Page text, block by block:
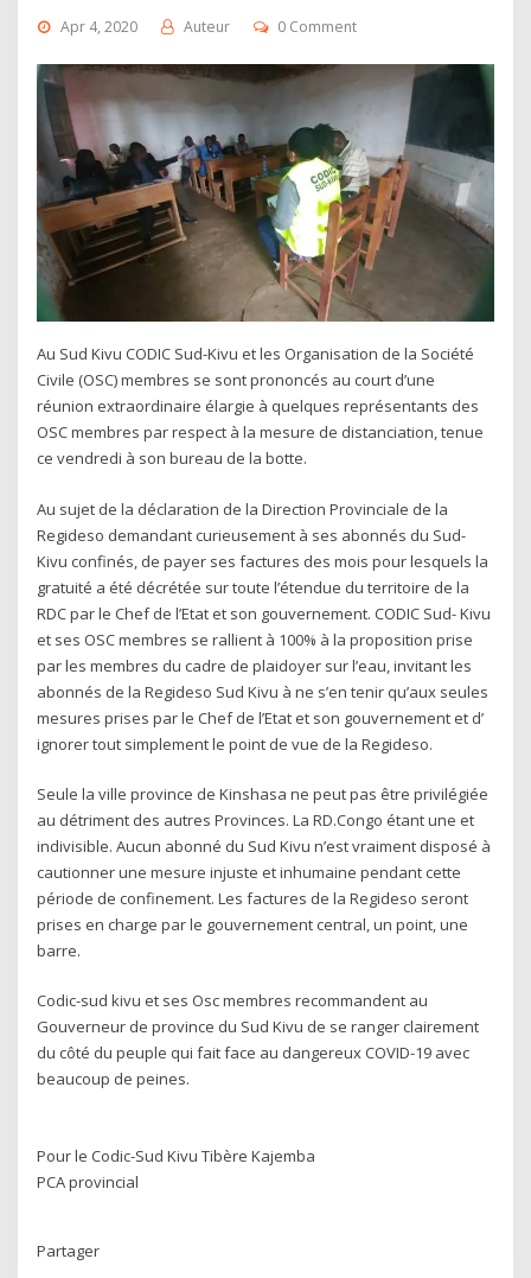
Apr 4, 2020 Auteur 0 Comment
Au Sud Kivu CODIC Sud-Kivu et les Organisation de la Société
Civile (OSC) membres se sont prononcés au court d’une
réunion extraordinaire élargie à quelques représentants des
OSC membres par respect à la mesure de distanciation, tenue
ce vendredi à son bureau de la botte.
Au sujet de la déclaration de la Direction Provinciale de la
Regideso demandant curieusement à ses abonnés du Sud-
Kivu confinés, de payer ses factures des mois pour lesquels la
gratuité a été décrétée sur toute l’étendue du territoire de la
RDC par le Chef de l’Etat et son gouvernement. CODIC Sud- Kivu
et ses OSC membres se rallient à 100% à la proposition prise
par les membres du cadre de plaidoyer sur l’eau, invitant les
abonnés de la Regideso Sud Kivu à ne s’en tenir qu’aux seules
mesures prises par le Chef de l’Etat et son gouvernement et d’
ignorer tout simplement le point de vue de la Regideso.
Seule la ville province de Kinshasa ne peut pas être privilégiée
au détriment des autres Provinces. La RD.Congo étant une et
indivisible. Aucun abonné du Sud Kivu n’est vraiment disposé à
cautionner une mesure injuste et inhumaine pendant cette
période de confinement. Les factures de la Regideso seront
prises en charge par le gouvernement central, un point, une
barre.
Codic-sud kivu et ses Osc membres recommandent au
Gouverneur de province du Sud Kivu de se ranger clairement
du côté du peuple qui fait face au dangereux COVID-19 avec
beaucoup de peines.
Pour le Codic-Sud Kivu Tibère Kajemba
PCA provincial
Partager